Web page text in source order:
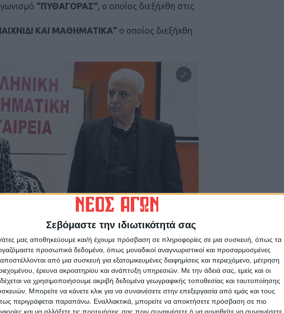
Σεβόμαστε την ιδιωτικότητά σας
μας αποθηκεύουμε και/ή έχουμε πρόσβαση σε πληροφορίες σε μια συσκευή, όπως τα
προσωπικά δεδομένα, όπως μοναδικοί αναγνωριστικοί και προσαρμοσμένες
από μια συσκευή για εξατομικευμένες διαφημίσεις και περιεχόμενο, μέτρηση
έρευνα ακροατηρίου και ανάπτυξη υπηρεσιών. Με την άδειά σας, εμείς και οι
να χρησιμοποιήσουμε ακριβή δεδομένα γεωγραφικής τοποθεσίας και ταυτοποίησης
Μπορείτε να κάνετε κλικ για να συναινέσετε στην επεξεργασία από εμάς και τους
περιγράφεται παραπάνω. Εναλλακτικά, μπορείτε να αποκτήσετε πρόσβαση σε πιο
“ΠΥΘΑΓΟΡΑΣ“ , ο οποίος διεξήχθη στις
ΚΑΙ ΜΑΘΗΜΑΤΙΚΑ” ο οποίος διεξήχθη
του Τμήματος Δασολογίας όπου
τις οικογένειές τους συγκεντρώθηκαν για να